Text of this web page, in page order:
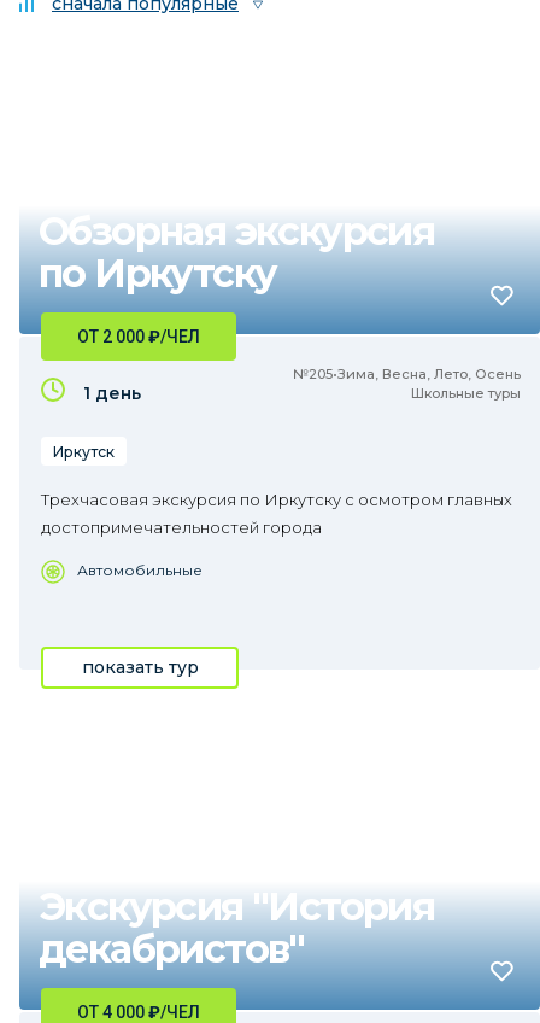
Обзорная экскурсия
по Иркутску
№205•Зима, Весна, Лето, Осень
Школьные туры
ОТ 2 000₽/ЧЕЛ
1 день
Иркутск
Трехчасовая экскурсия по Иркутску с осмотром главных
достопримечательностей города
Автомобильные
показать тур
Экскурсия "История
декабристов"
ОТ 4 000₽/ЧЕЛ